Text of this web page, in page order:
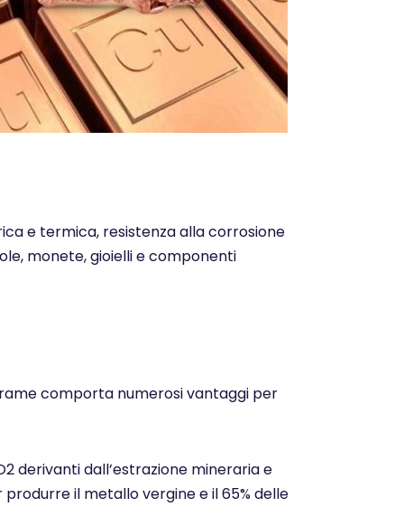
e termica, resistenza alla corrosione
monete, gioielli e componenti
comporta numerosi vantaggi per
derivanti dall’estrazione mineraria e
il metallo vergine e il 65% delle